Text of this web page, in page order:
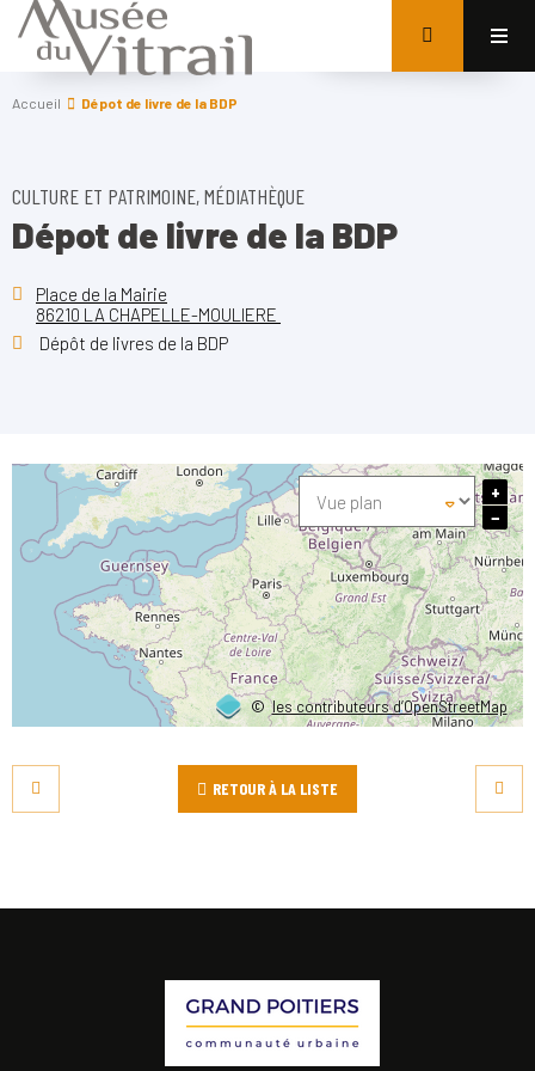
Accueil Dépot de livre de la BDP
CULTURE ET PATRIMOINE, MÉDIATHÈQUE
Dépot de livre de la BDP
Place de la Mairie
86210 LA CHAPELLE-MOULIERE
Dépôt de livres de la BDP
©les contributeurs d’OpenStreetMap
+
−
RETOUR À LA LISTE